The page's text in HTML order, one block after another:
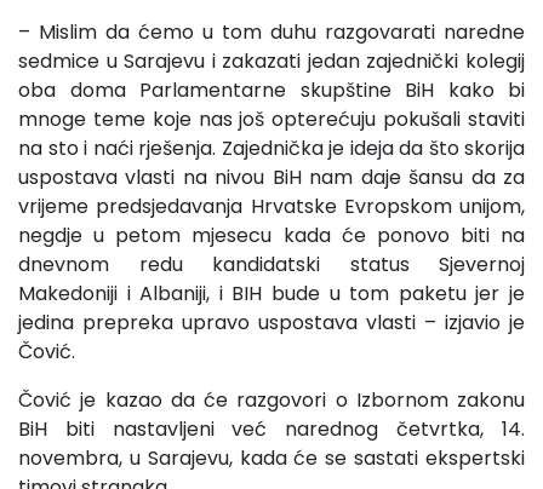
– Mislim da ćemo u tom duhu razgovarati naredne
sedmice u Sarajevu i zakazati jedan zajednički kolegij
oba doma Parlamentarne skupštine BiH kako bi
mnoge teme koje nas još opterećuju pokušali staviti
na sto i naći rješenja. Zajednička je ideja da što skorija
uspostava vlasti na nivou BiH nam daje šansu da za
vrijeme predsjedavanja Hrvatske Evropskom unijom,
negdje u petom mjesecu kada će ponovo biti na
dnevnom redu kandidatski status Sjevernoj
Makedoniji i Albaniji, i BIH bude u tom paketu jer je
jedina prepreka upravo uspostava vlasti – izjavio je
Čović.
Čović je kazao da će razgovori o Izbornom zakonu
BiH biti nastavljeni već narednog četvrtka, 14.
novembra, u Sarajevu, kada će se sastati ekspertski